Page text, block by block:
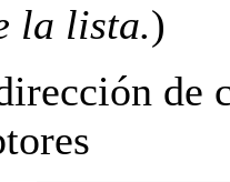
la lista.)
de